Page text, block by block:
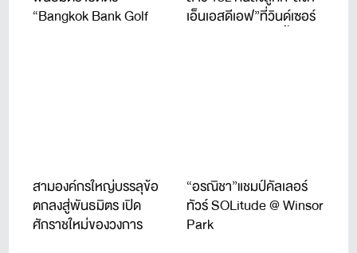
“Bangkok Bank Golf
เอ็นเอสดีเอฟ”ที่วินด์เซอร์
สามองค์กรใหญ่บรรลุข้อ
ตกลงสู่พันธมิตร เปิด
ศักราชใหม่ของวงการ
“อรณิชา”แชมป์คัลเลอร์
ทัวร์ SOLitude @ Winsor
Park